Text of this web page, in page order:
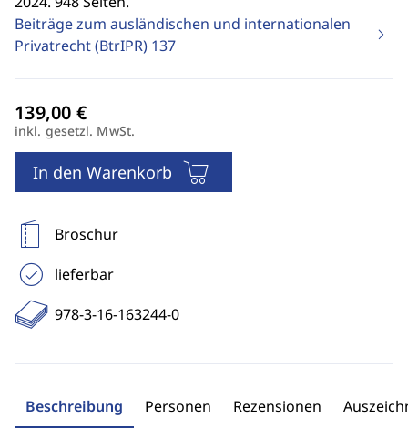
Beiträge zum ausländischen und internationalen
Privatrecht (BtrIPR) 137
inkl. gesetzl. MwSt.
In den Warenkorb
Broschur
lieferbar
978-3-16-163244-0
Beschreibung Personen Rezensionen